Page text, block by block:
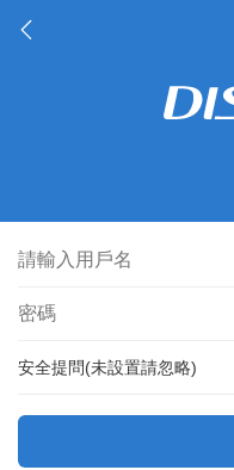
安全提問(未設置請忽略)